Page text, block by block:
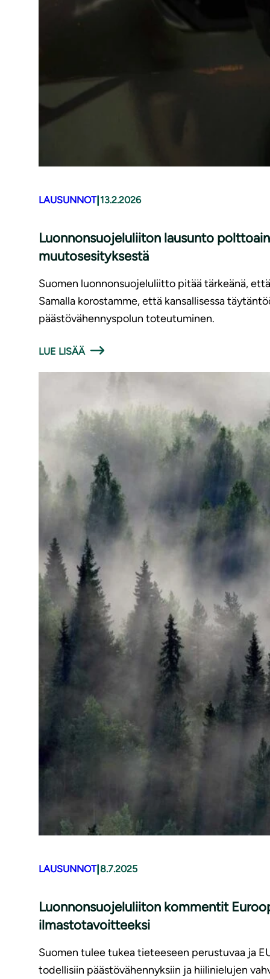
LAUSUNNOT| 13.2.2026
Luonnonsuojeluliiton lausunto
muutosesityksestä
Suomen luonnonsuojeluliitto pitää tärkeänä,
Samalla korostamme, että kansallisessa
päästövähennyspolun toteutuminen.
LUE LISÄÄ
LAUSUNNOT| 8.7.2025
Luonnonsuojeluliiton kommentit
ilmastotavoitteeksi
Suomen tulee tukea tieteeseen perustuvaa ja
todellisiin päästövähennyksiin ja hiilinielujen